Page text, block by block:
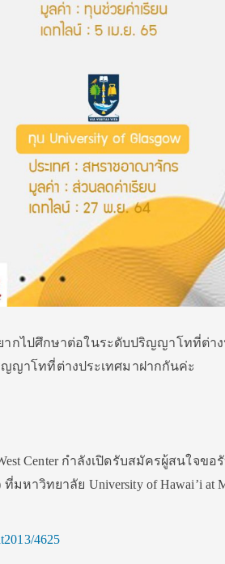
กไปศึกษาต่อในระดับปริญญาโทที่ต่าง
ญญาโทที่ต่างประเทศมาฝากกันค่ะ
Center กำลังเปิดรับสมัครผู้สนใจขอ
หาวิทยาลัย University of Hawai’i at
4625